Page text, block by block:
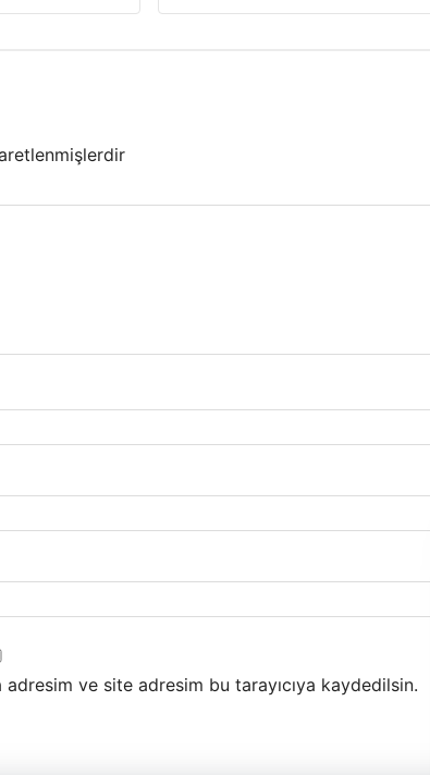
ve site adresim bu tarayıcıya kaydedilsin.